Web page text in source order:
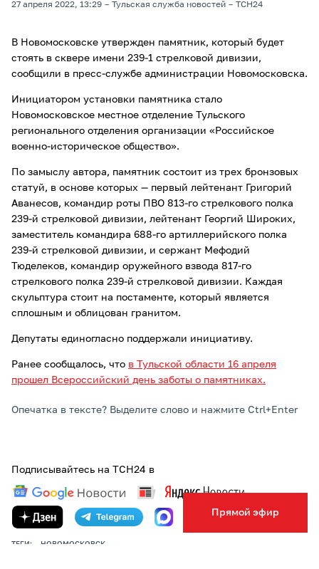
Прямой эфир
27 апреля 2022, 13:29 Тульская служба новостей ТСН24
В Новомосковске утвержден памятник, который будет
стоять в сквере имени 239-1 стрелковой дивизии,
сообщили в пресс-службе администрации Новомосковска.
Инициатором установки памятника стало
Новомосковское местное отделение Тульского
регионального отделения организации «Российское
военно-историческое общество».
По замыслу автора, памятник состоит из трех бронзовых
статуй, в основе которых — первый лейтенант Григорий
Аванесов, командир роты ПВО 813-го стрелкового полка
239-й стрелковой дивизии, лейтенант Георгий Широких,
заместитель командира 688-го артиллерийского полка
239-й стрелковой дивизии, и сержант Мефодий
Тюделеков, командир оружейного взвода 817-го
стрелкового полка 239-й стрелковой дивизии. Каждая
скульптура стоит на постаменте, который является
сплошным и облицован гранитом.
Депутаты единогласно поддержали инициативу.
Ранее сообщалось, что в Тульской области 16 апреля
прошел Всероссийский день заботы о памятниках.
Опечатка в тексте? Выделите слово и нажмите Ctrl+Enter
Подписывайтесь на ТСН24 в
ТЕГИ: НОВОМОСКОВСК